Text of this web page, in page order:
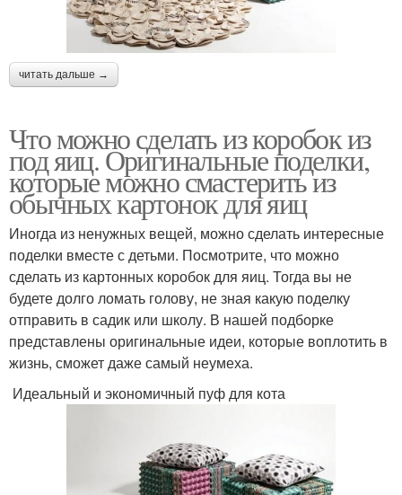
читать дальше →
Что можно сделать из коробок из
под яиц. Оригинальные поделки,
которые можно смастерить из
обычных картонок для яиц
Иногда из ненужных вещей, можно сделать интересные
поделки вместе с детьми. Посмотрите, что можно
сделать из картонных коробок для яиц. Тогда вы не
будете долго ломать голову, не зная какую поделку
отправить в садик или школу. В нашей подборке
представлены оригинальные идеи, которые воплотить в
жизнь, сможет даже самый неумеха.
Идеальный и экономичный пуф для кота